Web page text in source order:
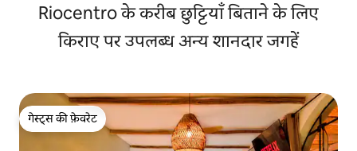
Riocentro के करीब छुट्टियाँ बिताने के लिए
किराए पर उपलब्ध अन्य शानदार जगहें
गेस्ट्स की फ़ेवरेट
गेस्ट्स की फ़ेवरेट